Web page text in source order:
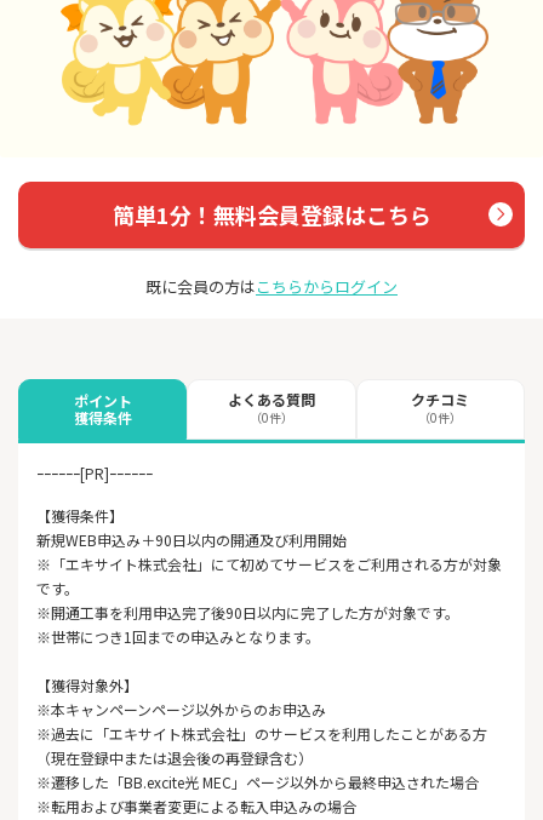
簡単1分！無料会員登録はこちら
既に会員の方はこちらからログイン
ポイント
獲得条件
よくある質問
（0件）
クチコミ
（0件）
ｰｰｰｰｰｰ[PR]ｰｰｰｰｰｰ
【獲得条件】
新規WEB申込み＋90日以内の開通及び利用開始
※「エキサイト株式会社」にて初めてサービスをご利用される方が対象
です。
※開通工事を利用申込完了後90日以内に完了した方が対象です。
※世帯につき1回までの申込みとなります。
【獲得対象外】
※本キャンペーンページ以外からのお申込み
※過去に「エキサイト株式会社」のサービスを利用したことがある方
（現在登録中または退会後の再登録含む）
※遷移した「BB.excite光 MEC」ページ以外から最終申込された場合
※転用および事業者変更による転入申込みの場合